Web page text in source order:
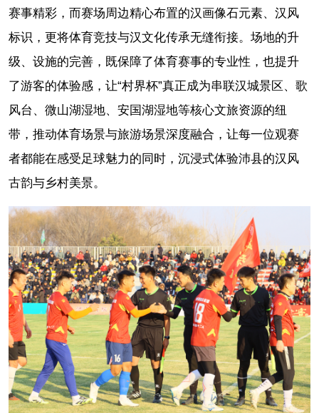
赛事精彩，而赛场周边精心布置的汉画像石元素、汉风
标识，更将体育竞技与汉文化传承无缝衔接。场地的升
级、设施的完善，既保障了体育赛事的专业性，也提升
了游客的体验感，让“村界杯”真正成为串联汉城景区、歌
风台、微山湖湿地、安国湖湿地等核心文旅资源的纽
带，推动体育场景与旅游场景深度融合，让每一位观赛
者都能在感受足球魅力的同时，沉浸式体验沛县的汉风
古韵与乡村美景。